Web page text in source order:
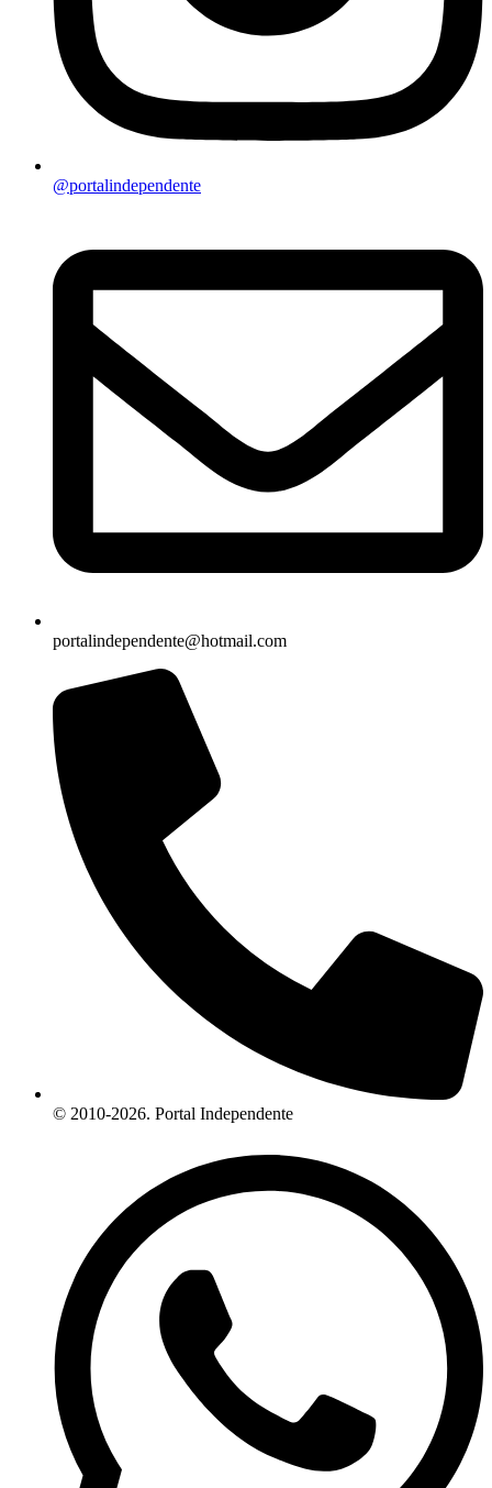
@portalindependente
portalindependente@hotmail.com
© 2010-2026. Portal Independente